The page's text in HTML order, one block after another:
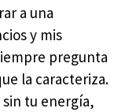
a una
y mis
pregunta
la caracteriza.
sin tu energía,